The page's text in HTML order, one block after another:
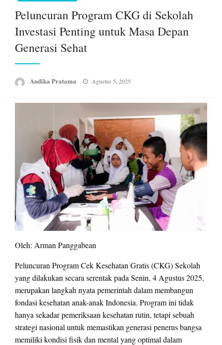
Peluncuran Program CKG di Sekolah
Investasi Penting untuk Masa Depan
Generasi Sehat
Andika Pratama
Posted
Agustus 5, 2025
Oleh: Arman Panggabean
Peluncuran Program Cek Kesehatan Gratis (CKG) Sekolah
yang dilakukan secara serentak pada Senin, 4 Agustus 2025,
merupakan langkah nyata pemerintah dalam membangun
fondasi kesehatan anak-anak Indonesia. Program ini tidak
hanya sekadar pemeriksaan kesehatan rutin, tetapi sebuah
strategi nasional untuk memastikan generasi penerus bangsa
memiliki kondisi fisik dan mental yang optimal dalam